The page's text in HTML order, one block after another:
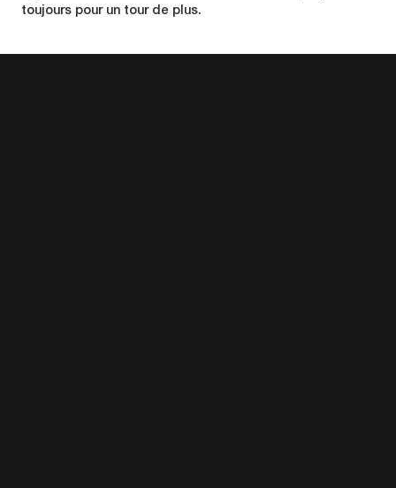
toujours pour un tour de plus.